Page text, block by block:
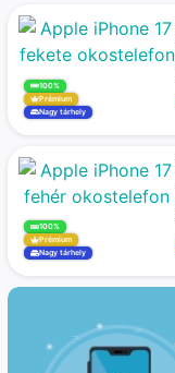
100%
Prémium
Nagy tárhely
100%
Prémium
Nagy tárhely